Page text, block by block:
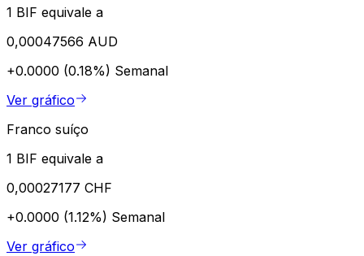
1 BIF equivale a
0,00047566 AUD
+0.0000 (0.18%) Semanal
Ver gráfico
Franco suíço
1 BIF equivale a
0,00027177 CHF
+0.0000 (1.12%) Semanal
Ver gráfico